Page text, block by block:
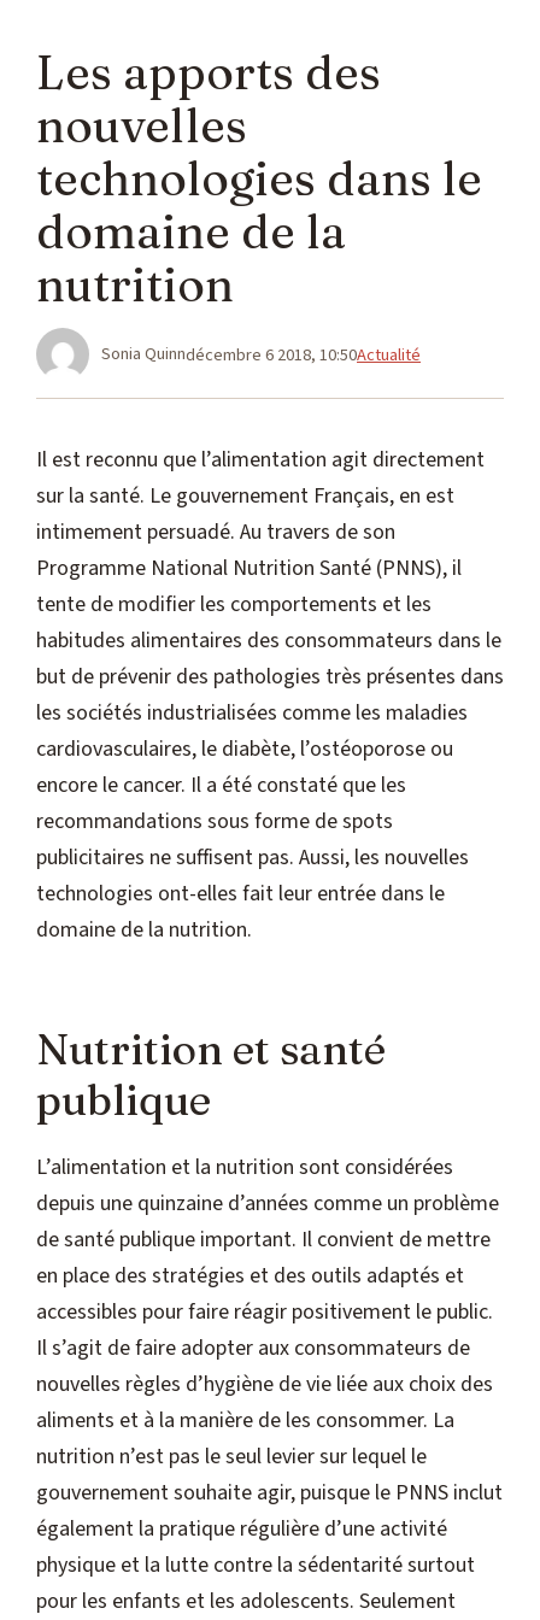
Les apports des
nouvelles
technologies dans le
domaine de la
nutrition
Sonia Quinndécembre 6 2018, 10:50Catégories
Actualité
Il est reconnu que l’alimentation agit directement
sur la santé. Le gouvernement Français, en est
intimement persuadé. Au travers de son
Programme National Nutrition Santé (PNNS), il
tente de modifier les comportements et les
habitudes alimentaires des consommateurs dans le
but de prévenir des pathologies très présentes dans
les sociétés industrialisées comme les maladies
cardiovasculaires, le diabète, l’ostéoporose ou
encore le cancer. Il a été constaté que les
recommandations sous forme de spots
publicitaires ne suffisent pas. Aussi, les nouvelles
technologies ont-elles fait leur entrée dans le
domaine de la nutrition.
Nutrition et santé
publique
L’alimentation et la nutrition sont considérées
depuis une quinzaine d’années comme un problème
de santé publique important. Il convient de mettre
en place des stratégies et des outils adaptés et
accessibles pour faire réagir positivement le public.
Il s’agit de faire adopter aux consommateurs de
nouvelles règles d’hygiène de vie liée aux choix des
aliments et à la manière de les consommer. La
nutrition n’est pas le seul levier sur lequel le
gouvernement souhaite agir, puisque le PNNS inclut
également la pratique régulière d’une activité
physique et la lutte contre la sédentarité surtout
pour les enfants et les adolescents. Seulement